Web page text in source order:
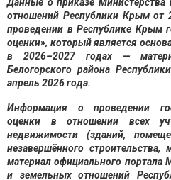
отношений Республики Крым
проведении в Республике Крым
оценки», который является
в 2026–2027 годах —
Белогорского района
апрель 2026 года.
Информация о проведении
оценки в отношении всех
недвижимости (зданий,
незавершённого
материал официального портала
и земельных отношений